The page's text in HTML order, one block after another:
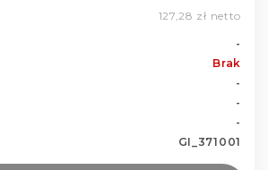
127,28 zł netto
-
Brak
-
-
-
GI_371001